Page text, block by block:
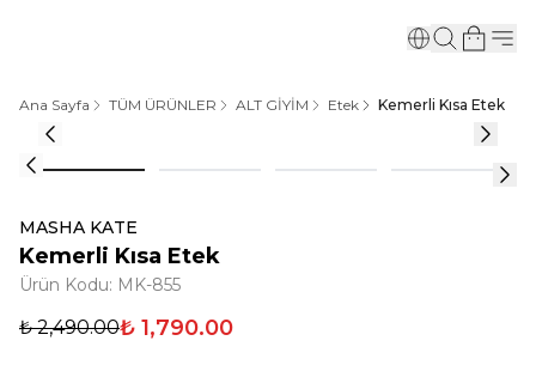
Ana Sayfa TÜM ÜRÜNLER ALT GİYİM Etek Kemerli Kısa Etek
MASHA KATE
Kemerli Kısa Etek
Ürün Kodu: MK-855
₺ 2,490.00₺ 1,790.00